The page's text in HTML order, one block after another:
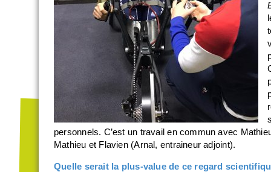
personnels. C’est un travail en commun avec
Mathieu et Flavien (Arnal, entraineur adjoint).
Quelle serait la plus-value de ce regard